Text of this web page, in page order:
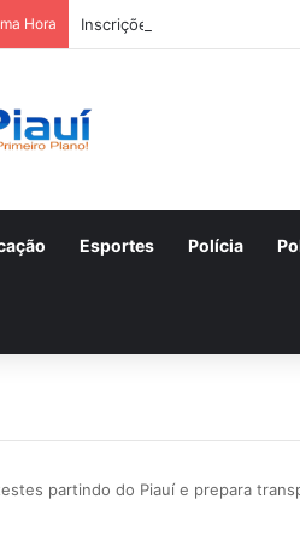
Hora Inscrições para o concurso
Esportes Polícia
partindo do Piauí e prepara